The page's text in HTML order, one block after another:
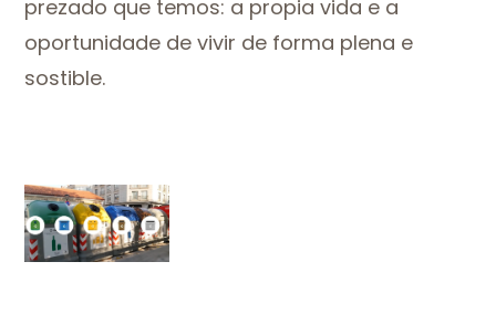
prezado que temos: a propia vida e a
oportunidade de vivir de forma plena e
sostible.